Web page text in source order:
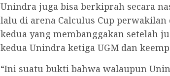
Unindra juga bisa berkiprah secara
lalu di arena Calculus Cup
kedua yang membanggakan setelah
kedua Unindra ketiga UGM dan
“Ini suatu bukti bahwa walaupun